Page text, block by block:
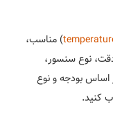
) مناسب،
نوع سنسور،
بودجه و نوع
کنید.